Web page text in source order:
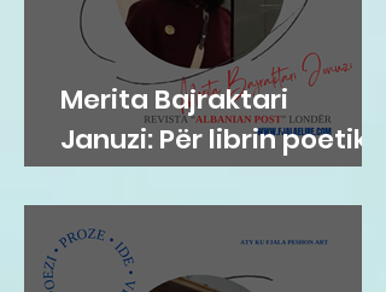
Merita Bajraktari
Januzi: Për librin poetik
”Teh nate” të Hazir
Mehmetit